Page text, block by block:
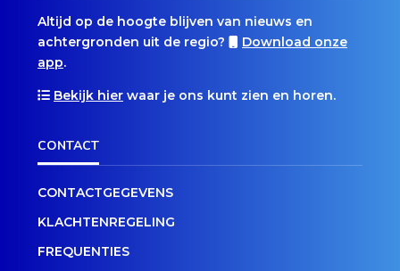
Altijd op de hoogte blijven van nieuws en
achtergronden uit de regio?
Download onze
app.
Bekijk hier waar je ons kunt zien en horen.
CONTACT
CONTACTGEGEVENS
KLACHTENREGELING
FREQUENTIES